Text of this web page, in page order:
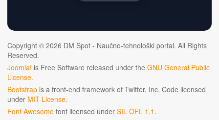
Copyright © 2026 DM Spot - Naučno-tehnološki portal. All Rights
Reserved.
Joomla! is Free Software released under the GNU General Public
License.
Bootstrap is a front-end framework of Twitter, Inc. Code licensed
under MIT License.
Font Awesome font licensed under SIL OFL 1.1 .